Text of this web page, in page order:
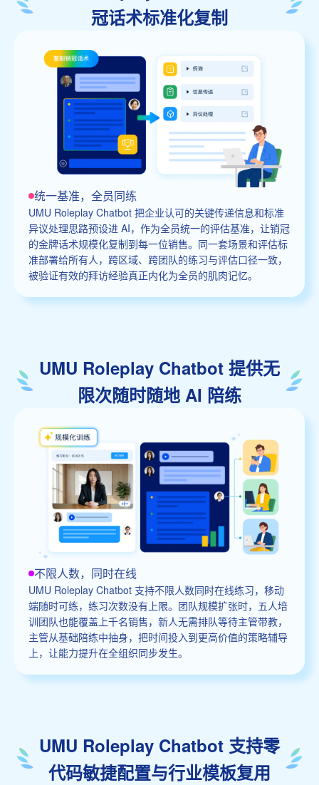
冠话术标准化复制
统一基准，全员同练
UMU Roleplay Chatbot 把企业认可的关键传递信息和标准
异议处理思路预设进 AI，作为全员统一的评估基准，让销冠
的金牌话术规模化复制到每一位销售。同一套场景和评估标
准部署给所有人，跨区域、跨团队的练习与评估口径一致，
被验证有效的拜访经验真正内化为全员的肌肉记忆。
UMU Roleplay Chatbot 提供无
限次随时随地 AI 陪练
不限人数，同时在线
UMU Roleplay Chatbot 支持不限人数同时在线练习，移动
端随时可练，练习次数没有上限。团队规模扩张时，五人培
训团队也能覆盖上千名销售，新人无需排队等待主管带教，
主管从基础陪练中抽身，把时间投入到更高价值的策略辅导
上，让能力提升在全组织同步发生。
UMU Roleplay Chatbot 支持零
代码敏捷配置与行业模板复用